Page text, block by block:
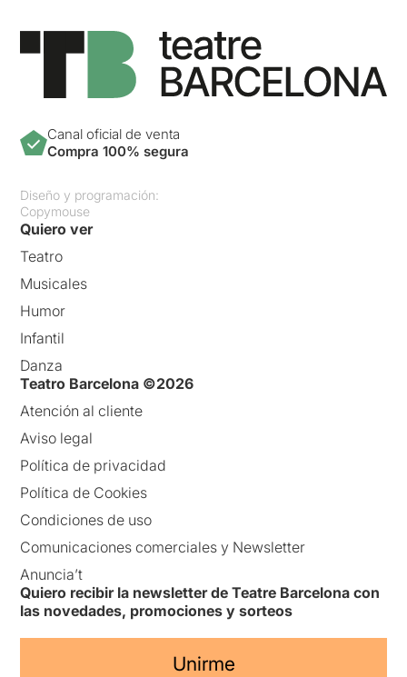
Canal oficial de venta
Compra 100% segura
Diseño y programación:
Copymouse
Quiero ver
Teatro
Musicales
Humor
Infantil
Danza
Teatro Barcelona ©2026
Atención al cliente
Aviso legal
Política de privacidad
Política de Cookies
Condiciones de uso
Comunicaciones comerciales y Newsletter
Anuncia’t
Quiero recibir la newsletter de Teatre Barcelona con
las novedades, promociones y sorteos
Unirme